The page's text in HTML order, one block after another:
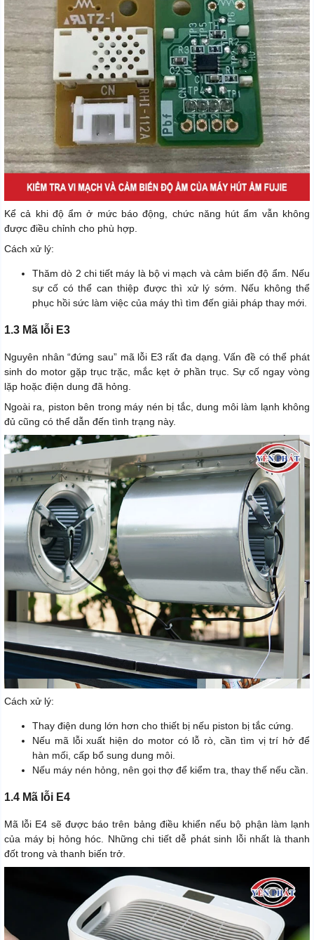
Kể cả khi độ ẩm ở mức báo động, chức năng hút ẩm vẫn không
được điều chỉnh cho phù hợp.
Cách xử lý:
Thăm dò 2 chi tiết máy là bộ vi mạch và cảm biến độ ẩm. Nếu
sự cố có thể can thiệp được thì xử lý sớm. Nếu không thể
phục hồi sức làm việc của máy thì tìm đến giải pháp thay mới.
1.3 Mã lỗi E3
Nguyên nhân “đứng sau” mã lỗi E3 rất đa dạng. Vấn đề có thể phát
sinh do motor gặp trục trặc, mắc kẹt ở phần trục. Sự cố ngay vòng
lặp hoặc điện dung đã hỏng.
Ngoài ra, piston bên trong máy nén bị tắc, dung môi làm lạnh không
đủ cũng có thể dẫn đến tình trạng này.
Cách xử lý:
Thay điện dung lớn hơn cho thiết bị nếu piston bị tắc cứng.
Nếu mã lỗi xuất hiện do motor có lỗ rò, cần tìm vị trí hở để
hàn mối, cấp bổ sung dung môi.
Nếu máy nén hỏng, nên gọi thợ để kiểm tra, thay thế nếu cần.
1.4 Mã lỗi E4
Mã lỗi E4 sẽ được báo trên bảng điều khiển nếu bộ phận làm lạnh
của máy bị hỏng hóc. Những chi tiết dễ phát sinh lỗi nhất là thanh
đốt trong và thanh biến trở.